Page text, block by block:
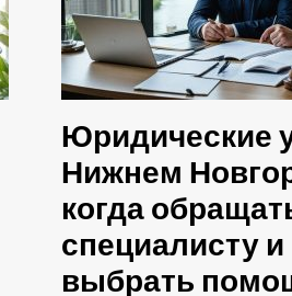
Юридические
Нижнем
когда
специалисту и
выбрать